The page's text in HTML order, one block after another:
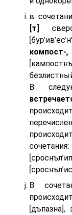
в
[т]
В
В
[дъпазна],